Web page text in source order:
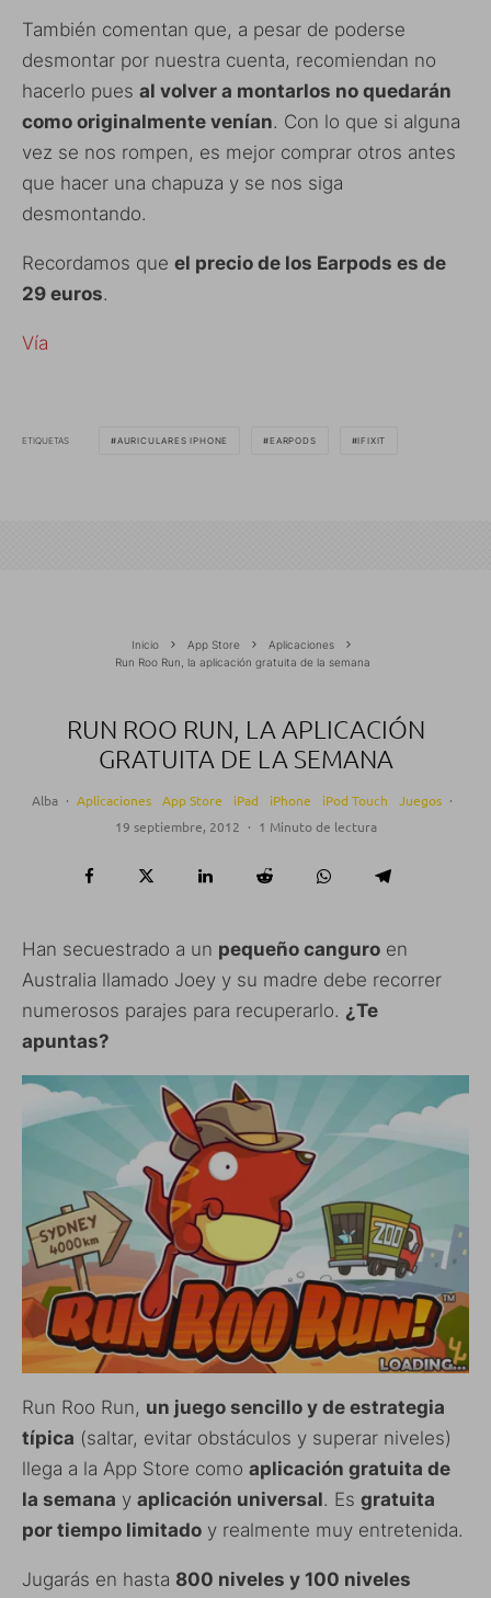
También comentan que, a pesar de poderse
desmontar por nuestra cuenta, recomiendan no
hacerlo pues al volver a montarlos no quedarán
como originalmente venían. Con lo que si alguna
vez se nos rompen, es mejor comprar otros antes
que hacer una chapuza y se nos siga
desmontando.
Recordamos que el precio de los Earpods es de
29 euros.
Vía
ETIQUETAS AURICULARES IPHONE EARPODS IFIXIT
Inicio App Store
Aplicaciones
Run Roo Run, la aplicación gratuita de la semana
RUN ROO RUN, LA APLICACIÓN
GRATUITA DE LA SEMANA
Alba · Aplicaciones App Store iPad iPhone iPod Touch Juegos ·
19 septiembre, 2012 · 1 Minuto de lectura
Han secuestrado a un pequeño canguro en
Australia llamado Joey y su madre debe recorrer
numerosos parajes para recuperarlo. ¿Te
apuntas?
Run Roo Run, un juego sencillo y de estrategia
típica (saltar, evitar obstáculos y superar niveles)
llega a la App Store como aplicación gratuita de
la semana y aplicación universal. Es gratuita
por tiempo limitado y realmente muy entretenida.
Jugarás en hasta 800 niveles y 100 niveles